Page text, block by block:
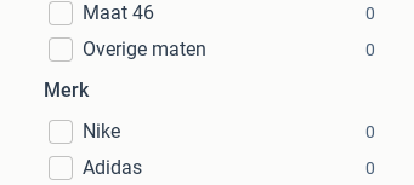
Maat 46 0
Overige maten 0
Merk
Nike
0
Adidas 0